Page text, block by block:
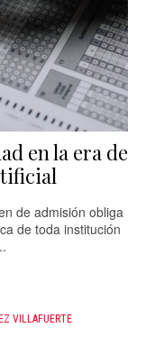
en la era de
de admisión obliga
de toda institución
VILLAFUERTE